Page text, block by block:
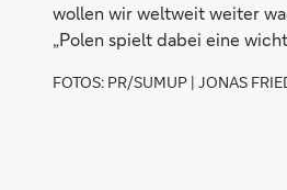
wollen wir weltweit weiter
„Polen spielt dabei eine
FOTOS: PR/SUMUP | JONAS